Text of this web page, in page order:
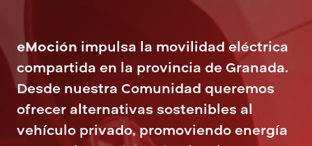
eMoción impulsa la movilidad eléctrica
compartida en la provincia de Granada.
Desde nuestra Comunidad queremos
ofrecer alternativas sostenibles al
vehículo privado, promoviendo energía